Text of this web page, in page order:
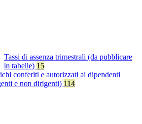
Tassi di assenza trimestrali (da pubblicare
in tabelle) 15
conferiti e autorizzati ai dipendenti
e non dirigenti) 114